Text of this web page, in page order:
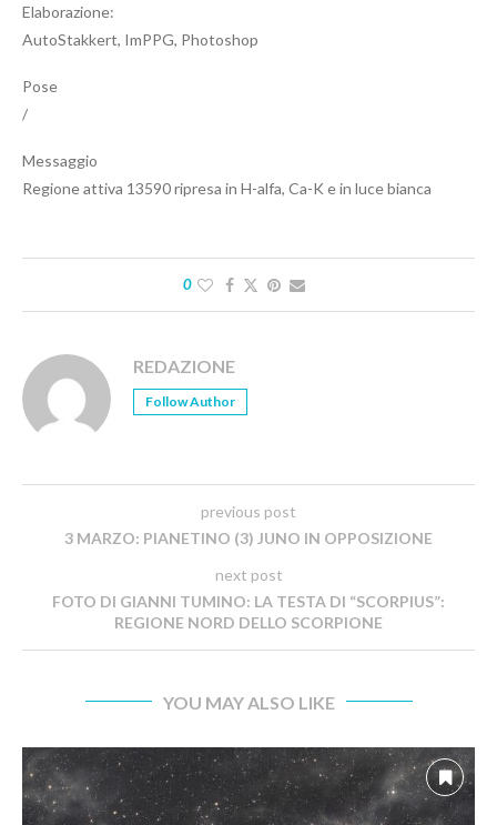
Elaborazione:
AutoStakkert, ImPPG, Photoshop
Pose
/
Messaggio
Regione attiva 13590 ripresa in H-alfa, Ca-K e in luce bianca
0
REDAZIONE
Follow Author
previous post
3 MARZO: PIANETINO (3) JUNO IN OPPOSIZIONE
next post
FOTO DI GIANNI TUMINO: LA TESTA DI “SCORPIUS”:
REGIONE NORD DELLO SCORPIONE
YOU MAY ALSO LIKE